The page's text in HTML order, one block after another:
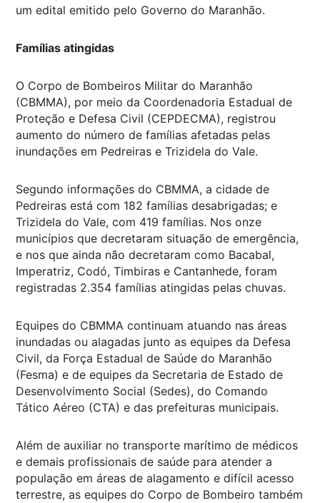
um edital emitido pelo Governo do Maranhão.
Famílias atingidas
O Corpo de Bombeiros Militar do Maranhão
(CBMMA), por meio da Coordenadoria Estadual de
Proteção e Defesa Civil (CEPDECMA), registrou
aumento do número de famílias afetadas pelas
inundações em Pedreiras e Trizidela do Vale.
Segundo informações do CBMMA, a cidade de
Pedreiras está com 182 famílias desabrigadas; e
Trizidela do Vale, com 419 famílias. Nos onze
municípios que decretaram situação de emergência,
e nos que ainda não decretaram como Bacabal,
Imperatriz, Codó, Timbiras e Cantanhede, foram
registradas 2.354 famílias atingidas pelas chuvas.
Equipes do CBMMA continuam atuando nas áreas
inundadas ou alagadas junto as equipes da Defesa
Civil, da Força Estadual de Saúde do Maranhão
(Fesma) e de equipes da Secretaria de Estado de
Desenvolvimento Social (Sedes), do Comando
Tático Aéreo (CTA) e das prefeituras municipais.
Além de auxiliar no transporte marítimo de médicos
e demais profissionais de saúde para atender a
população em áreas de alagamento e difícil acesso
terrestre, as equipes do Corpo de Bombeiro também